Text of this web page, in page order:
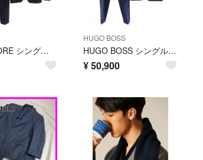
TAGLIATORE シングルスーツ セットアップ 上下 48 紺
HUGO BOSS
HUGO BOSS シングルスーツ セットアップ 上下 48 紺
¥50,900